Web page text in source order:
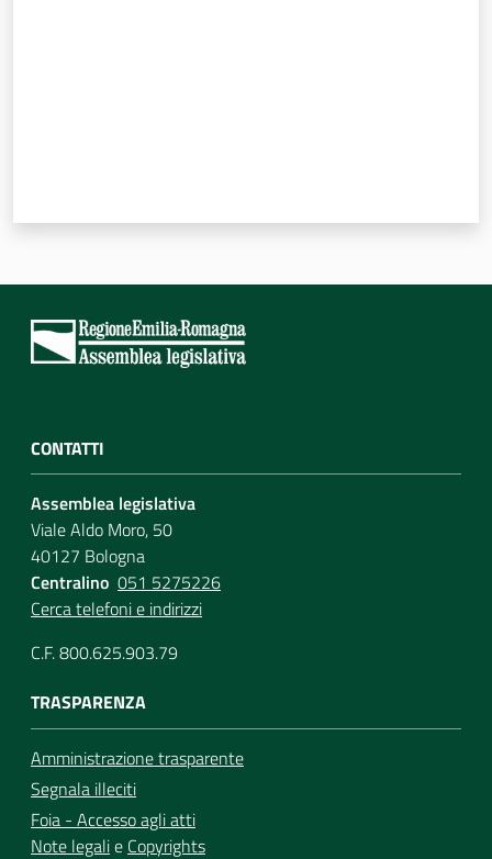
CONTATTI
Assemblea legislativa
Viale Aldo Moro, 50
40127 Bologna
Centralino 051 5275226
Cerca telefoni e indirizzi
C.F. 800.625.903.79
TRASPARENZA
Amministrazione trasparente
Segnala illeciti
Foia - Accesso agli atti
Note legalie Copyrights